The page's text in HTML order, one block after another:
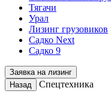
Тягачи
Урал
Лизинг грузовиков
Садко Next
Садко 9
Заявка на лизинг
Назад
Спецтехника